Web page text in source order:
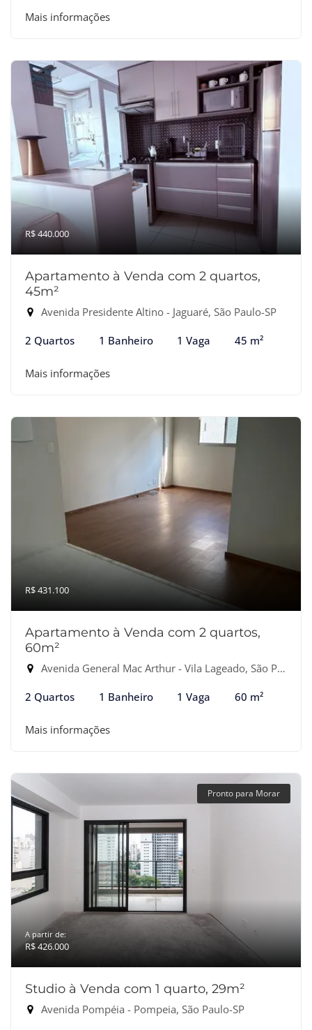
Mais informações
R$ 440.000
Apartamento à Venda com 2 quartos,
45m²
Avenida Presidente Altino - Jaguaré, São Paulo-SP
2 Quartos 1 Banheiro 1 Vaga 45 m²
Mais informações
R$ 431.100
Apartamento à Venda com 2 quartos,
60m²
Avenida General Mac Arthur - Vila Lageado, São Paulo-SP
2 Quartos 1 Banheiro 1 Vaga 60 m²
Mais informações
Pronto para Morar
A partir de:
R$ 426.000
Studio à Venda com 1 quarto, 29m²
Avenida Pompéia - Pompeia, São Paulo-SP